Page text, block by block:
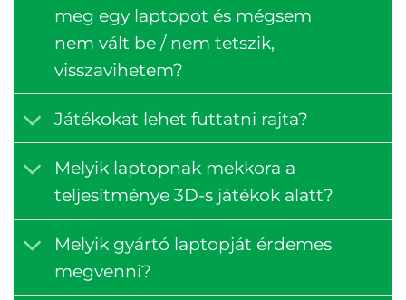
meg egy laptopot és mégsem
nem vált be / nem tetszik,
visszavihetem?
Játékokat lehet futtatni rajta?
Melyik laptopnak mekkora a
teljesítménye 3D-s játékok alatt?
Melyik gyártó laptopját érdemes
megvenni?